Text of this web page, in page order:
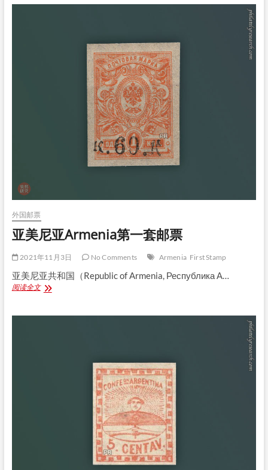
纪
念
邮
票
外国邮票
亚美尼亚Armenia第一套邮票
2021年11月3日 No Comments Armenia First Stamp
亚美尼亚共和国（Republic of Armenia, Республика А…
阅读全文亚